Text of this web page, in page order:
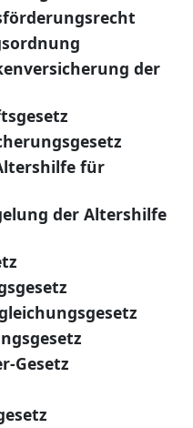
der
für
der Altershilfe
Gesetz